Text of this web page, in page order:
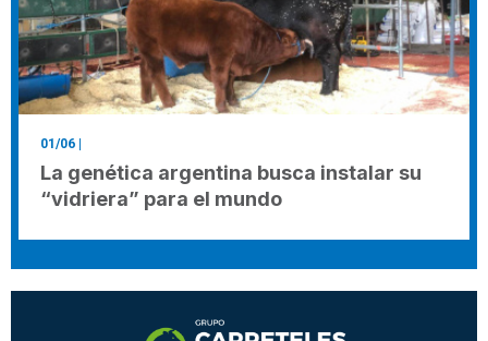
01/06 |
La genética argentina busca instalar su
“vidriera” para el mundo